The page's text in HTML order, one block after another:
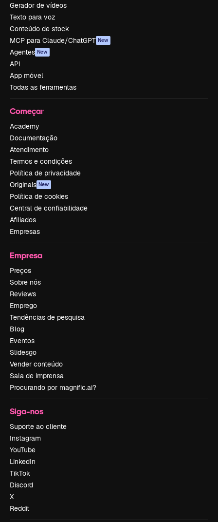
Gerador de vídeos
Texto para voz
Conteúdo de stock
MCP para Claude/ChatGPT New
Agentes New
API
App móvel
Todas as ferramentas
Começar
Academy
Documentação
Atendimento
Termos e condições
Política de privacidade
Originais New
Política de cookies
Central de confiabilidade
Afiliados
Empresas
Empresa
Preços
Sobre nós
Reviews
Emprego
Tendências de pesquisa
Blog
Eventos
Slidesgo
Vender conteúdo
Sala de imprensa
Procurando por magnific.ai?
Siga-nos
Suporte ao cliente
Instagram
YouTube
LinkedIn
TikTok
Discord
X
Reddit